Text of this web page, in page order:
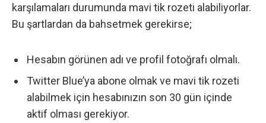
karşılamaları durumunda mavi tik rozeti alabiliyorlar.
Bu şartlardan da bahsetmek gerekirse;
Hesabın görünen adı ve profil fotoğrafı olmalı.
Twitter Blue’ya abone olmak ve mavi tik rozeti
alabilmek için hesabınızın son 30 gün içinde
aktif olması gerekiyor.